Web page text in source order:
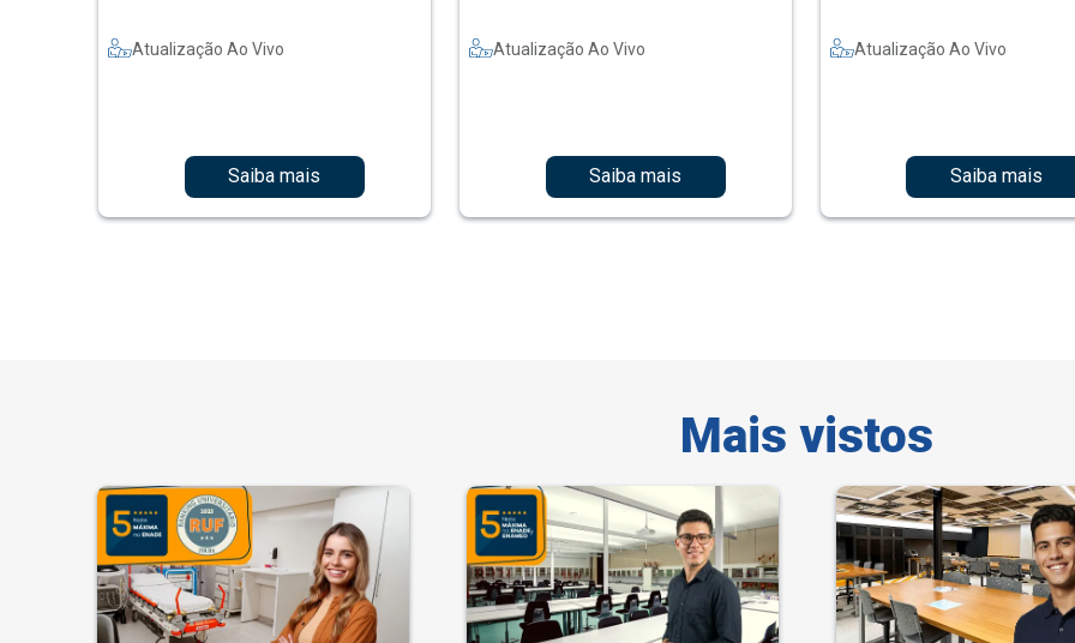
Atualização Ao Vivo
Saiba mais
Atualização Ao Vivo
Saiba mais
Atualização Ao Vivo
Saiba mais
Mais vistos